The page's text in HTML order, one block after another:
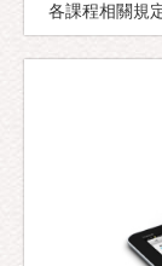
各課程相關規